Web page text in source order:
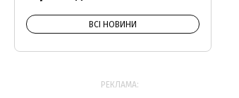
ВСІ НОВИНИ
РЕКЛАМА: